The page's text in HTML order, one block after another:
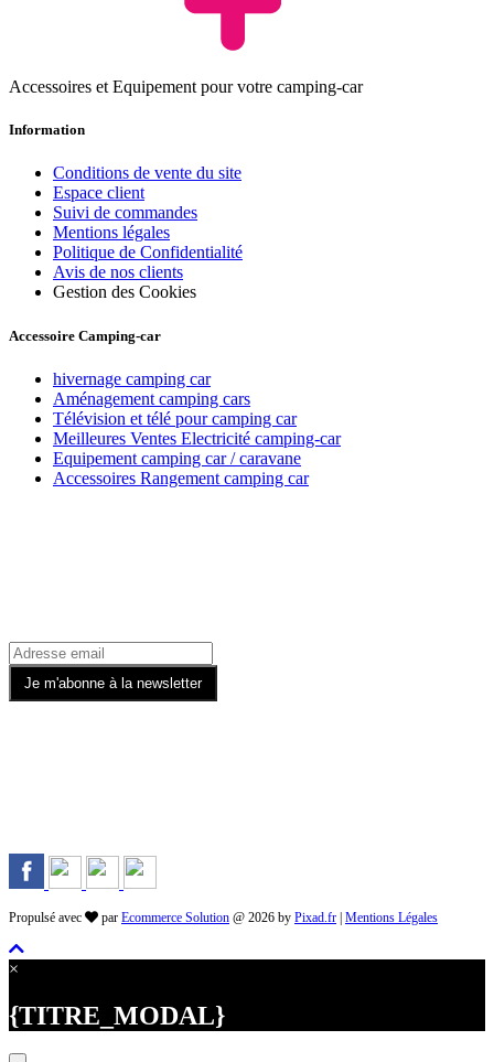
Accessoires et Equipement pour votre camping-car
Information
Conditions de vente du site
Espace client
Suivi de commandes
Mentions légales
Politique de Confidentialité
Avis de nos clients
Gestion des Cookies
Accessoire Camping-car
hivernage camping car
Aménagement camping cars
Télévision et télé pour camping car
Meilleures Ventes Electricité camping-car
Equipement camping car / caravane
Accessoires Rangement camping car
Propulsé avec par Ecommerce Solution @ 2026 by Pixad.fr Mentions Légales
×
{TITRE_MODAL}